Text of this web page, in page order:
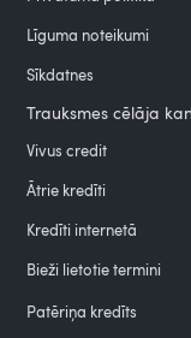
Līguma noteikumi
Sīkdatnes
Trauksmes cēlāja
Vivus credit
Ātrie kredīti
Kredīti internetā
Bieži lietotie termini
Patēriņa kredīts